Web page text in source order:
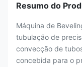
Resumo do
Máquina de
tubulação de
convecção de
concebida para o